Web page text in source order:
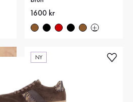
Nytt pris
1600 kr
NY